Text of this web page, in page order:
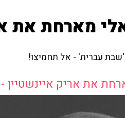
מארחת את
עברית' - אל תחמיצו!
את אריק איינשטיין